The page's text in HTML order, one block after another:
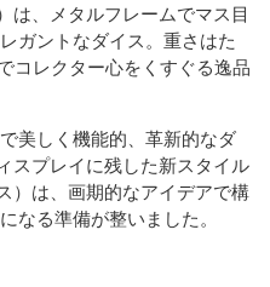
は、メタルフレームでマス目
ガントなダイス。重さはた
コレクター心をくすぐる逸品
美しく機能的、革新的なダ
スプレイに残した新スタイル
）は、画期的なアイデアで構
なる準備が整いました。